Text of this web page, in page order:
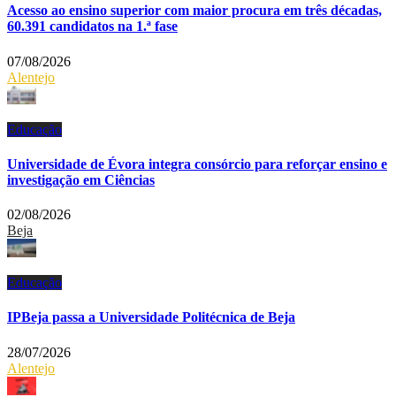
Acesso ao ensino superior com maior procura em três décadas,
60.391 candidatos na 1.ª fase
07/08/2026
Alentejo
Educação
Universidade de Évora integra consórcio para reforçar ensino e
investigação em Ciências
02/08/2026
Beja
Educação
IPBeja passa a Universidade Politécnica de Beja
28/07/2026
Alentejo